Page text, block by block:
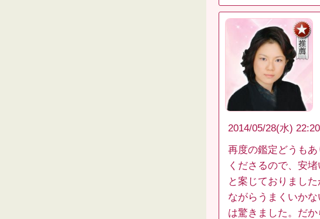
2014/05/28(水) 22:20
再度の鑑定どうも
くださるので、安
と案じておりまし
ながらうまくいか
は驚きました。だ